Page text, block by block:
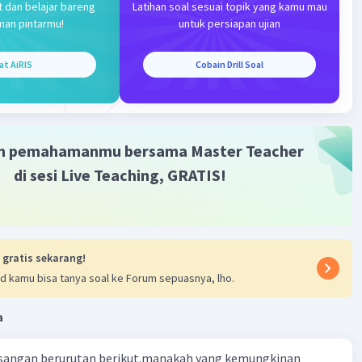
kekalahan.
tim voli putra adalah 9 - 1 = 8 poin.
antara kedua tim adalah 8 (nilai tim voli putra) - 4 (nilai
nilai yang diperoleh dari kedua tim tersebut adalah 4
S Level 2
2023 11:09
yak kak atau bang, Ats jawaban nya😁👍
dan belajar bareng
pintarmu!
AiRIS
Latihan soal sesuai topik yang kamu mau
untuk persiapan ujian
Cobain Drill Soal
pemahamanmu bersama Master Teacher
di sesi Live Teaching, GRATIS!
gratis sekarang!
kamu bisa tanya soal ke Forum sepuasnya, lho.
berurutan berikut.manakah yang kemungkinan